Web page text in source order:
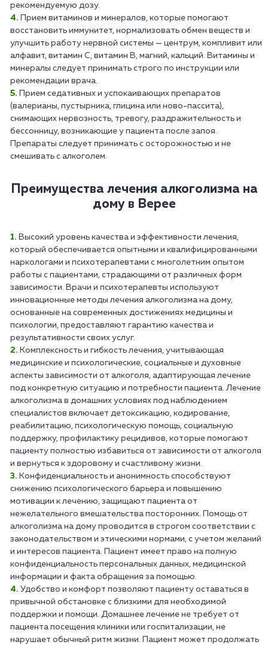
рекомендуемую дозу.
Прием витаминов и минералов, которые помогают
восстановить иммунитет, нормализовать обмен веществ и
улучшить работу нервной системы — центрум, компливит или
алфавит, витамин С, витамин В, магний, кальций. Витамины и
минералы следует принимать строго по инструкции или
рекомендации врача.
Прием седативных и успокаивающих препаратов
(валерианы, пустырника, глицина или ново-пассита),
снимающих нервозность, тревогу, раздражительность и
бессонницу, возникающие у пациента после запоя.
Препараты следует принимать с осторожностью и не
смешивать с алкоголем.
Преимущества лечения алкоголизма на
дому в Верее
Высокий уровень качества и эффективности лечения,
который обеспечивается опытными и квалифицированными
наркологами и психотерапевтами с многолетним опытом
работы с пациентами, страдающими от различных форм
зависимости. Врачи и психотерапевты используют
инновационные методы лечения алкоголизма на дому,
основанные на современных достижениях медицины и
психологии, предоставляют гарантию качества и
результативности своих услуг.
Комплексность и гибкость лечения, учитывающая
медицинские и психологические, социальные и духовные
аспекты зависимости от алкоголя, адаптирующая лечение
под конкретную ситуацию и потребности пациента. Лечение
алкоголизма в домашних условиях под наблюдением
специалистов включает детоксикацию, кодирование,
реабилитацию, психологическую помощь, социальную
поддержку, профилактику рецидивов, которые помогают
пациенту полностью избавиться от зависимости от алкоголя
и вернуться к здоровому и счастливому жизни.
Конфиденциальность и анонимность способствуют
снижению психологического барьера и повышению
мотивации к лечению, защищают пациента от
нежелательного вмешательства посторонних. Помощь от
алкоголизма на дому проводится в строгом соответствии с
законодательством и этическими нормами, с учетом желаний
и интересов пациента. Пациент имеет право на полную
конфиденциальность персональных данных, медицинской
информации и факта обращения за помощью.
Удобство и комфорт позволяют пациенту оставаться в
привычной обстановке с близкими для необходимой
поддержки и помощи. Домашнее лечение не требует от
пациента посещения клиники или госпитализации, не
нарушает обычный ритм жизни. Пациент может продолжать